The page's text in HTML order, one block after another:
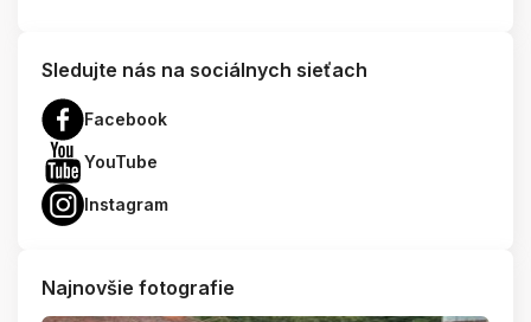
Sledujte nás na sociálnych sieťach
Facebook
YouTube
Instagram
Najnovšie fotografie